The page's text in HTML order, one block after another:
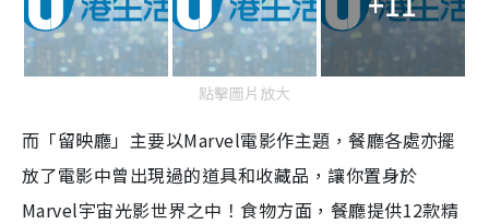
點擊圖片放大
而「留映廳」主要以Marvel電影作主題，餐廳各處亦擺
放了電影中曾出現過的道具和收藏品，讓你置身於
Marvel宇宙光影世界之中！食物方面，餐廳提供12款精